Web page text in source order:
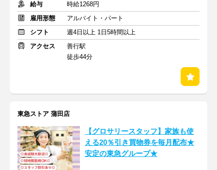
給与
時給1268円
雇用形態
アルバイト・パート
シフト
週4日以上 1日5時間以上
アクセス
善行駅
徒歩44分
東急ストア 蒲田店
【グロサリースタッフ】家族も使
える20％引き買物券を毎月配布★
安定の東急グループ★